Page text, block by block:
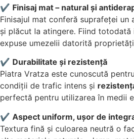
✔️ Finisaj mat – natural și
Finisajul mat conferă suprafeței un
și plăcut la atingere. Fiind totodată
expuse umezelii datorită
✔️ Durabilitate și rezistență
Piatra Vratza este cunoscută pentru
condiții de trafic intens și
perfectă pentru utilizarea în medii
✔️ Aspect uniform, ușor de
Textura fină și culoarea neutră o